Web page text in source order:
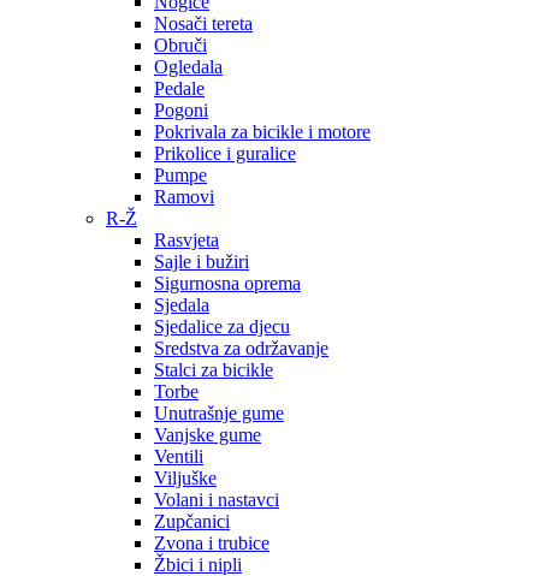
Nosači tereta
Obruči
Ogledala
Pedale
Pogoni
Pokrivala za bicikle i motore
Prikolice i guralice
Pumpe
Ramovi
R-Ž
Rasvjeta
Sajle i bužiri
Sigurnosna oprema
Sjedala
Sjedalice za djecu
Sredstva za održavanje
Stalci za bicikle
Torbe
Unutrašnje gume
Vanjske gume
Ventili
Viljuške
Volani i nastavci
Zupčanici
Zvona i trubice
Žbici i nipli